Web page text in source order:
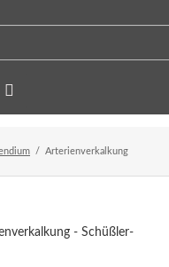
Arterienverkalkung